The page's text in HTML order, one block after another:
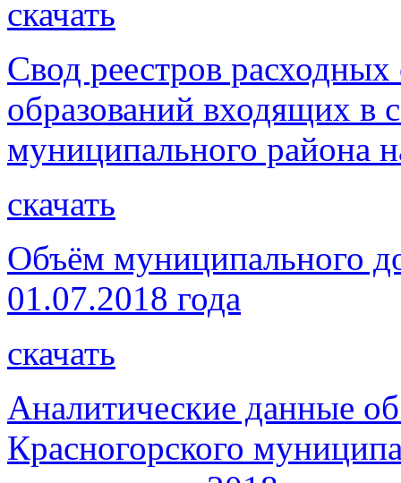
скачать
Свод реестров
образований входящих в
муниципального района
скачать
Объём муниципального
01.07.2018 года
скачать
Аналитические данные
Красногорского